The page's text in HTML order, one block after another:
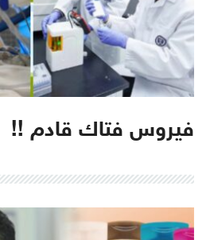
فيروس فتاك قادم !!